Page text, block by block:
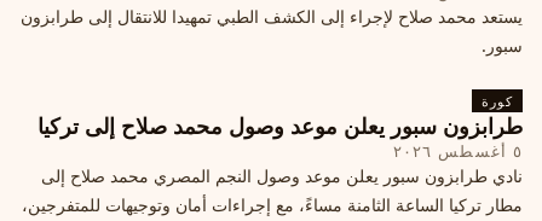
يستعد محمد صلاح لإجراء إلى الكشف الطبي تمهيدا للانتقال إلى طرابزون
سبور.
كورة
طرابزون سبور يعلن موعد وصول محمد صلاح إلى تركيا
٥ أغسطس ٢٠٢٦
نادي طرابزون سبور يعلن موعد وصول النجم المصري محمد صلاح إلى
مطار تركيا الساعة الثامنة مساءً، مع إجراءات أمان وتوجيهات للمتفرجين،